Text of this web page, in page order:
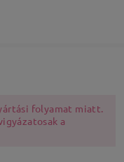
folyamat miatt.
a